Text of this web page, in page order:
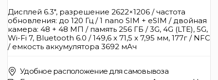
Дисплей 6.3", разрешение 2622×1206 / частота
обновления: до 120 Гц / 1 nano SIM + eSIM / двойная
камера: 48 + 48 МП / память 256 ГБ / 3G, 4G (LTE), 5G,
Wi-Fi 7, Bluetooth 6.0 / 149,6 x 71,5 x 7,95 мм, 177г / NFC
/ емкость аккумулятора 3692 мАч
Удобное расположение для самовывоза